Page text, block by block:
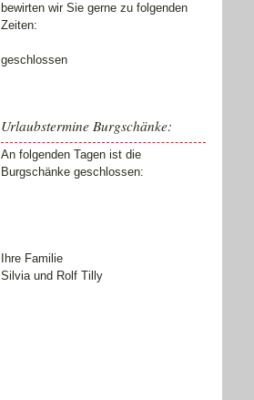
bewirten wir Sie gerne zu folgenden
Zeiten:
geschlossen
Urlaubstermine Burgschänke:
An folgenden Tagen ist die
Burgschänke geschlossen:
Ihre Familie
Silvia und Rolf Tilly